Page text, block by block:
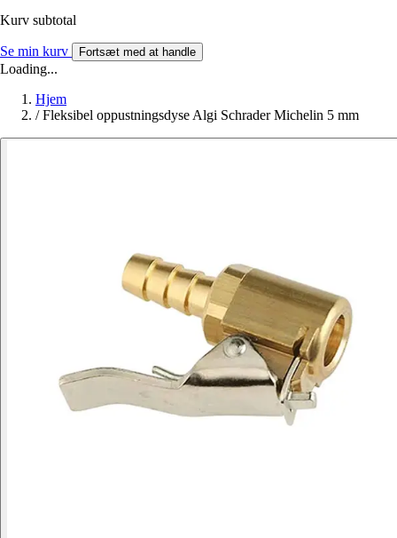
Kurv subtotal
Se min kurv Fortsæt med at handle
Loading...
Hjem
/ Fleksibel oppustningsdyse Algi Schrader Michelin 5 mm